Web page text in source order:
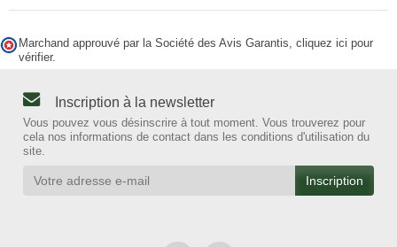
Marchand approuvé par la Société des Avis Garantis, cliquez ici pour
vérifier.
Inscription à la newsletter
Vous pouvez vous désinscrire à tout moment. Vous trouverez pour
cela nos informations de contact dans les conditions d'utilisation du
site.